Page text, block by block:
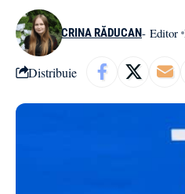
CRINA RĂDUCAN- Editor
Distribuie